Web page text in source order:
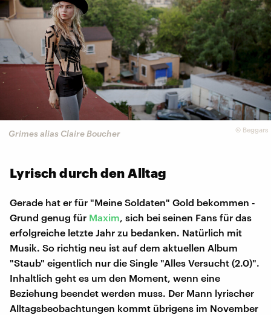
© Beggars
Grimes alias Claire Boucher
Lyrisch durch den Alltag
Gerade hat er für "Meine Soldaten" Gold bekommen -
Grund genug für Maxim, sich bei seinen Fans für das
erfolgreiche letzte Jahr zu bedanken. Natürlich mit
Musik. So richtig neu ist auf dem aktuellen Album
"Staub" eigentlich nur die Single "Alles Versucht (2.0)".
Inhaltlich geht es um den Moment, wenn eine
Beziehung beendet werden muss. Der Mann lyrischer
Alltagsbeobachtungen kommt übrigens im November